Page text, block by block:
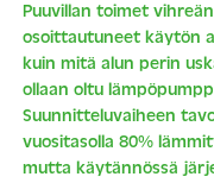
Puuvillan toimet
osoittautuneet käytön
kuin mitä alun perin
ollaan oltu
Suunnitteluvaiheen
vuositasolla 80%
mutta käytännössä